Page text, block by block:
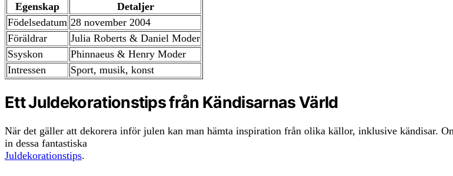
Egenskap
Detaljer
Födelsedatum 28 november 2004
Föräldrar
Julia Roberts & Daniel Moder
Ssyskon
Phinnaeus & Henry Moder
Intressen
Sport, musik, konst
Ett Juldekorationstips från Kändisarnas Värld
När det gäller att dekorera inför julen kan man hämta inspiration från olika källor, inklusive kändisar.
in dessa fantastiska
Juldekorationstips.